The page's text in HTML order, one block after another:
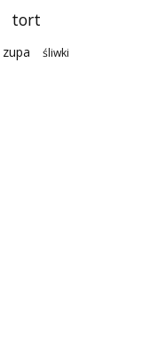
tort
zupa śliwki